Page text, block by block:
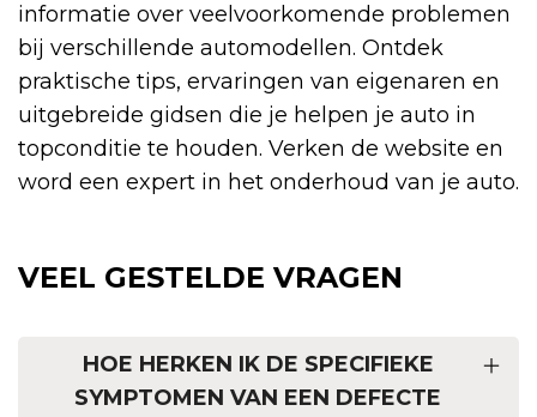
informatie over veelvoorkomende problemen
bij verschillende automodellen. Ontdek
praktische tips, ervaringen van eigenaren en
uitgebreide gidsen die je helpen je auto in
topconditie te houden. Verken de website en
word een expert in het onderhoud van je auto.
VEEL GESTELDE VRAGEN
HOE HERKEN IK DE SPECIFIEKE
SYMPTOMEN VAN EEN DEFECTE